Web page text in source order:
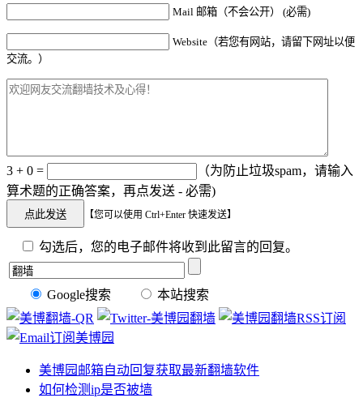
Mail 邮箱（不会公开） (必需)
Website（若您有网站，请留下网址以便
交流。）
3 + 0 =
（为防止垃圾spam，请输入
算术题的正确答案，再点发送 - 必需)
【您可以使用 Ctrl+Enter 快速发送】
勾选后，您的电子邮件将收到此留言的回复。
Google搜索 本站搜索
美博园邮箱自动回复获取最新翻墙软件
如何检测ip是否被墙